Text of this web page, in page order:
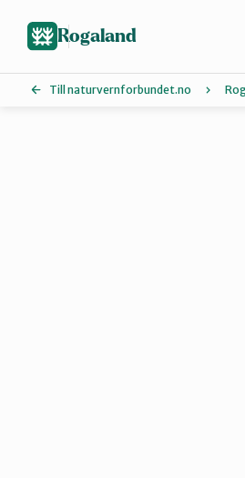
hovedinnhold
Rogaland
Till naturvernforbundet.no